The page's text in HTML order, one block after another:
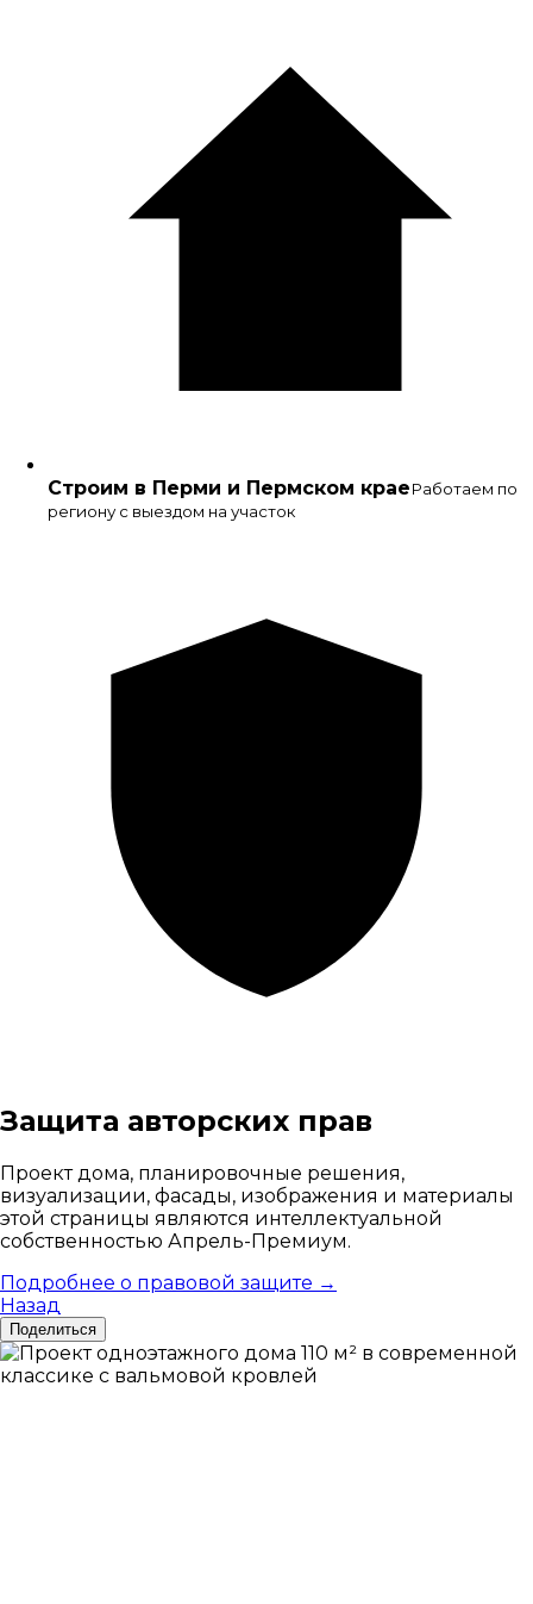
Строим в Перми и Пермском краеРаботаем по
региону с выездом на участок
Защита авторских прав
Проект дома, планировочные решения,
визуализации, фасады, изображения и материалы
этой страницы являются интеллектуальной
собственностью Апрель-Премиум.
Подробнее о правовой защите →
Назад
Поделиться